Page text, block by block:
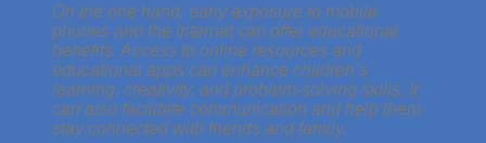
On the one hand, early exposure to mobile
phones and the Internet can offer educational
benefits. Access to online resources and
educational apps can enhance children’s
learning, creativity, and problem-solving skills. It
can also facilitate communication and help them
stay connected with friends and family.